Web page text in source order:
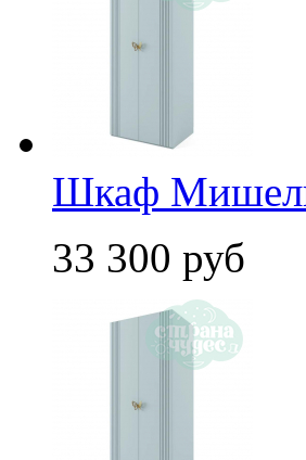
Шкаф
33 300 руб